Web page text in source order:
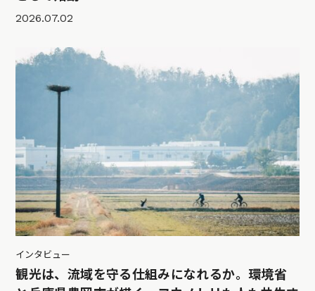
2026.07.02
インタビュー
観光は、流域を守る仕組みになれるか。環境省